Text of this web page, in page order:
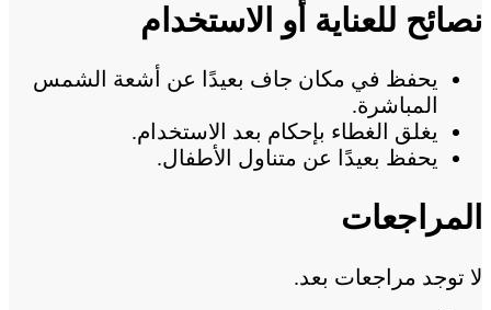
نصائح للعناية أو الاستخدام
يحفظ في مكان جاف بعيدًا عن أشعة الشمس
المباشرة.
يغلق الغطاء بإحكام بعد الاستخدام.
يحفظ بعيدًا عن متناول الأطفال.
المراجعات
لا توجد مراجعات بعد.